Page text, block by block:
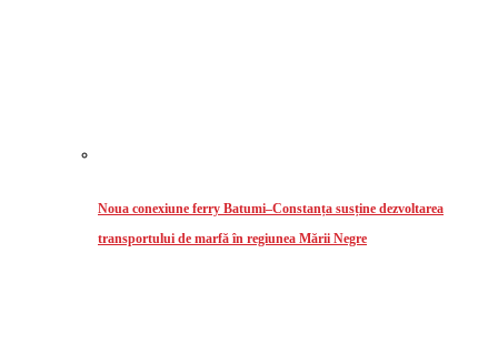
Noua conexiune ferry Batumi–Constanța susține dezvoltarea
transportului de marfă în regiunea Mării Negre